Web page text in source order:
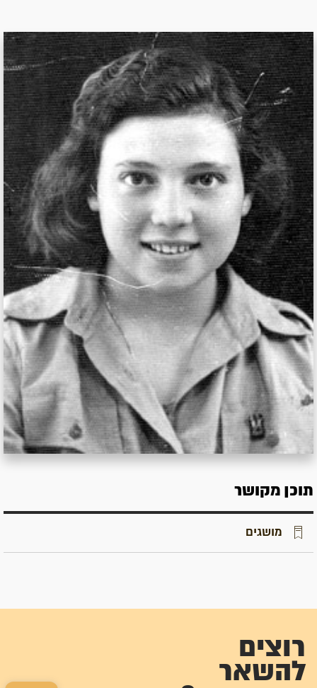
תוכן מקושר
מושגים
רוצים
להשאר